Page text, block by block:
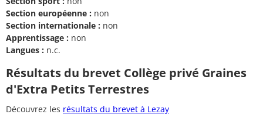
Section européenne : non
Section internationale : non
Apprentissage : non
Langues : n.c.
Résultats du brevet Collège privé Graines
d'Extra Petits Terrestres
Découvrez les résultats du brevet à Lezay